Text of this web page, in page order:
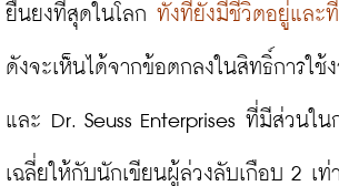
ยืนยงที่สุดในโลก ทั้งที่ยังมีชีวิตอยู่และ
ดังจะเห็นได้จากข้อตกลงในสิทธิ์การใช้
และ Dr. Seuss Enterprises ที่มีส่วนใน
เฉลี่ยให้กับนักเขียนผู้ล่วงลับเกือบ 2 เท่